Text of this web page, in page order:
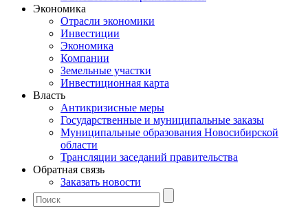
Экономика
Отрасли экономики
Инвестиции
Экономика
Компании
Земельные участки
Инвестиционная карта
Власть
Антикризисные меры
Государственные и муниципальные заказы
Муниципальные образования Новосибирской
области
Трансляции заседаний правительства
Обратная связь
Заказать новости